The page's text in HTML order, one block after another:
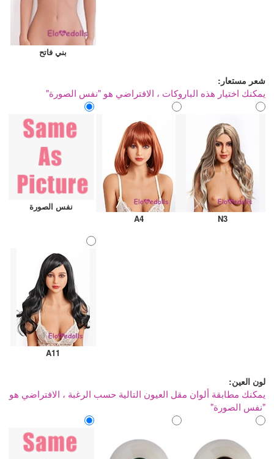
بني فاتح
شعر مستعار:
يمكنك اختيار هذه الباروكات ، الافتراضي هو "نفس الصورة"
نفس الصورة
A4
N3
A11
لون العين:
يمكنك مطابقة ألوان مقل العيون التالية حسب الرغبة ، الافتراضي هو
"نفس الصورة"